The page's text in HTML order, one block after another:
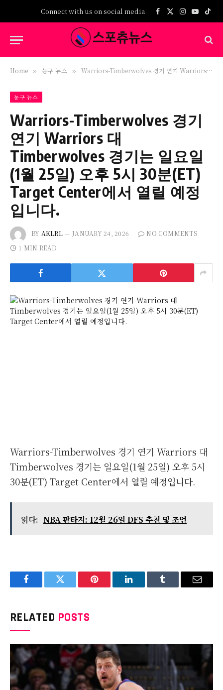
Connect with us on social media Facebook
X
Instagram
Home » 농구 뉴스 » Warriors-Timberwolves 경기 연기 Warriors 대 Timberwolves 경기는 일요일(1월 25일) 오후 5시 30분(ET) Target Center에서 열릴 예정입니다.
농구 뉴스
Warriors-Timberwolves 경기
연기 Warriors 대
Timberwolves 경기는 일요일
(1월 25일) 오후 5시 30분(ET)
Target Center에서 열릴 예정
입니다.
BY AKLRL JANUARY 24, 2026
NO COMMENTS
1 MIN READ
Warriors-Timberwolves 경기 연기 Warriors 대
Timberwolves 경기는 일요일(1월 25일) 오후 5시
30분(ET) Target Center에서 열릴 예정입니다.
읽다: NBA 판타지: 12월 26일 DFS 추천 및 조언
FacebookTwitter Pinterest LinkedInTumblr Email
RELATED POSTS